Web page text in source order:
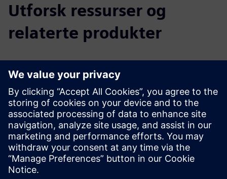
Utforsk ressurser og
relaterte produkter
Tilleggsinformasjon og ressurser
Infrastruktursystem HL-X-LAB™
Nettsted HL-X-LAB™
Forutsetninger
3,2 meter romhøyde